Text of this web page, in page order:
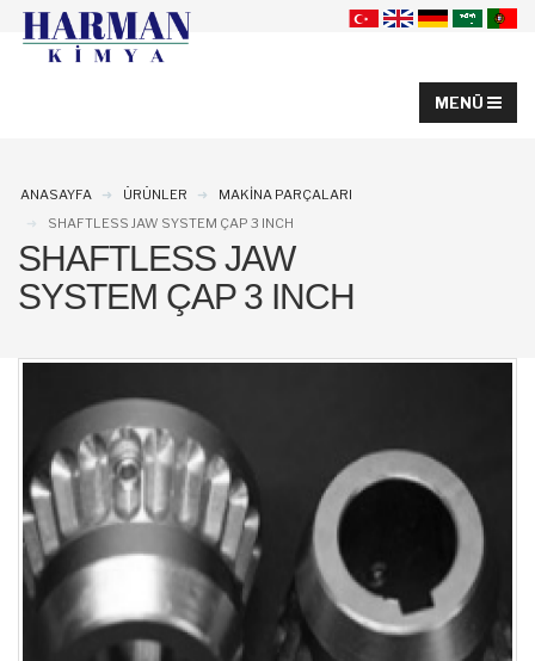
ANASAYFA ÜRÜNLER
MAKINA PARÇALARI
SHAFTLESS JAW SYSTEM ÇAP 3 INCH
SHAFTLESS JAW
SYSTEM ÇAP 3 INCH